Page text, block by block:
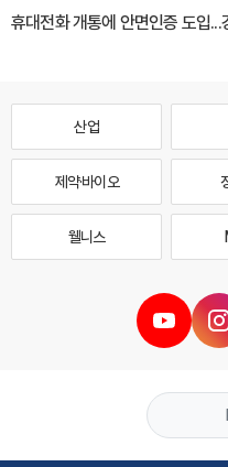
휴대전화 개통에 안면인증 도입
산업
제약·바이오
웰니스